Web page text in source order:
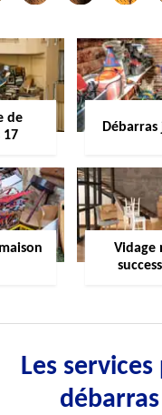
de
17
Vidage
Les